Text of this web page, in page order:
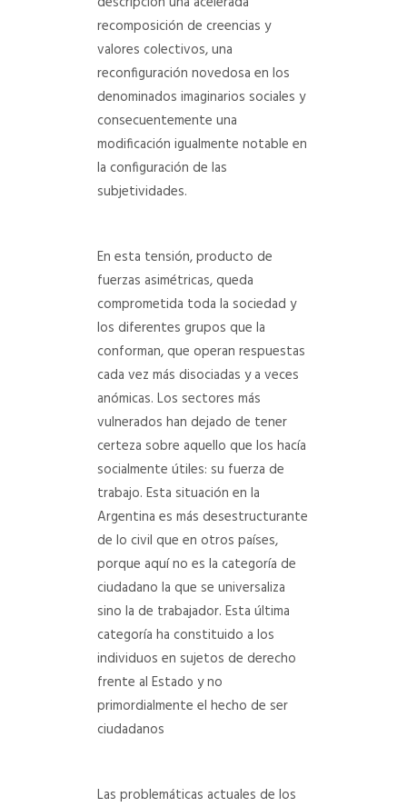
recomposición de creencias y
valores colectivos, una
reconfiguración novedosa en los
denominados imaginarios sociales y
consecuentemente una
modificación igualmente notable en
la configuración de las
subjetividades.
En esta tensión, producto de
fuerzas asimétricas, queda
comprometida toda la sociedad y
los diferentes grupos que la
conforman, que operan respuestas
cada vez más disociadas y a veces
anómicas. Los sectores más
vulnerados han dejado de tener
certeza sobre aquello que los hacía
socialmente útiles: su fuerza de
trabajo. Esta situación en la
Argentina es más desestructurante
de lo civil que en otros países,
porque aquí no es la categoría de
ciudadano la que se universaliza
sino la de trabajador. Esta última
categoría ha constituido a los
individuos en sujetos de derecho
frente al Estado y no
primordialmente el hecho de ser
ciudadanos
Las problemáticas actuales de los